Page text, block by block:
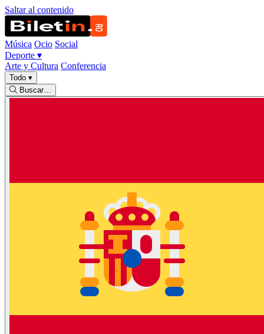
Saltar al contenido
Música Ocio Social
Deporte ▾
Arte y Cultura Conferencia
Todo ▾
Buscar…